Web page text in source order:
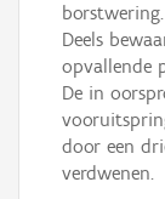
Deels
opvallende
De in
door een
verdwenen.